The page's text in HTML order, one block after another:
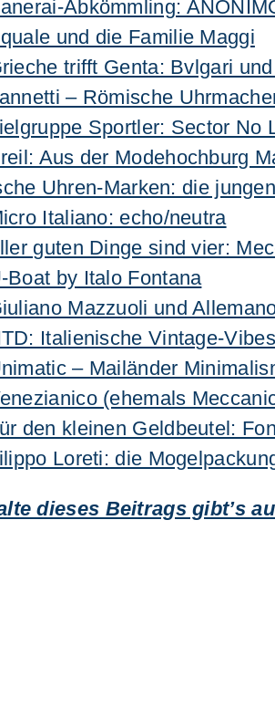
Abkömmling:
und die Familie Maggi
trifft Genta: Bvlgari
– Römische
Sportler: Sector No
Aus der Modehochburg
Uhren-Marken: die
Italiano: echo/neutra
guten Dinge sind vier:
Boat by Italo Fontana
Mazzuoli und
Italienische Vintage-Vibes
– Mailänder
(ehemals
den kleinen Geldbeutel:
Loreti: die
dieses Beitrags gibt’s